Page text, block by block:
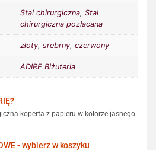
Stal chirurgiczna, Stal
chirurgiczna pozłacana
złoty, srebrny, czerwony
ADIRE Biżuteria
koperta z papieru w kolorze jasnego
- wybierz w koszyku